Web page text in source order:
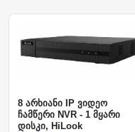
8 არხიანი IP ვიდეო
ჩამწერი NVR - 1 მყარი
დისკი, HiLook